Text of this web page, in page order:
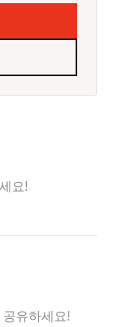
요!
유하세요!